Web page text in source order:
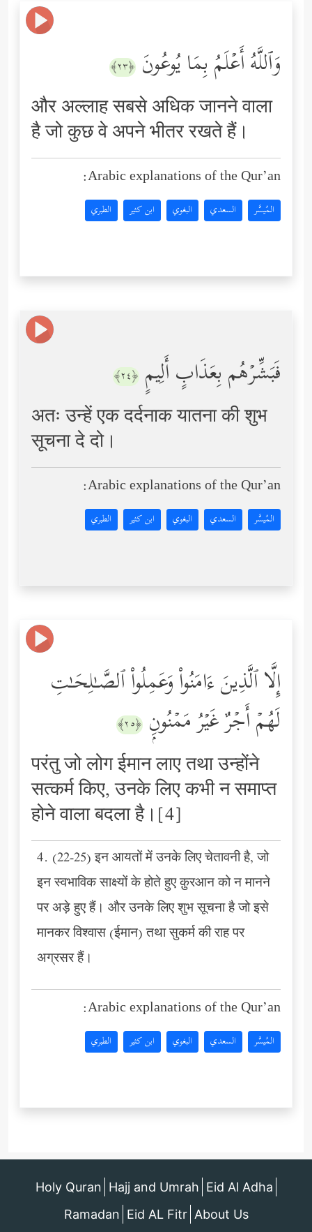
وَٱللَّهُ أَعۡلَمُ بِمَا یُوعُونَ ﴿٢٣﴾
और अल्लाह सबसे अधिक जानने वाला
है जो कुछ वे अपने भीतर रखते हैं।
Arabic explanations of the Qur’an:
المُيسَّر السعدي البغوي ابن كثير الطبري
فَبَشِّرۡهُم بِعَذَابٍ أَلِیمٍ ﴿٢٤﴾
अतः उन्हें एक दर्दनाक यातना की शुभ
सूचना दे दो।
Arabic explanations of the Qur’an:
المُيسَّر السعدي البغوي ابن كثير الطبري
إِلَّا ٱلَّذِینَ ءَامَنُواْ وَعَمِلُواْ ٱلصَّـٰلِحَـٰتِ
لَهُمۡ أَجۡرٌ غَیۡرُ مَمۡنُونِۭ ﴿٢٥﴾
परंतु जो लोग ईमान लाए तथा उन्होंने
सत्कर्म किए, उनके लिए कभी न समाप्त
होने वाला बदला है।[4]
4. (22-25) इन आयतों में उनके लिए चेतावनी है, जो
इन स्वभाविक साक्ष्यों के होते हुए क़ुरआन को न मानने
पर अड़े हुए हैं। और उनके लिए शुभ सूचना है जो इसे
मानकर विश्वास (ईमान) तथा सुकर्म की राह पर
अग्रसर हैं।
Arabic explanations of the Qur’an:
المُيسَّر السعدي البغوي ابن كثير الطبري
Holy Quran Hajj and Umrah Eid Al Adha
Ramadan Eid AL Fitr About Us